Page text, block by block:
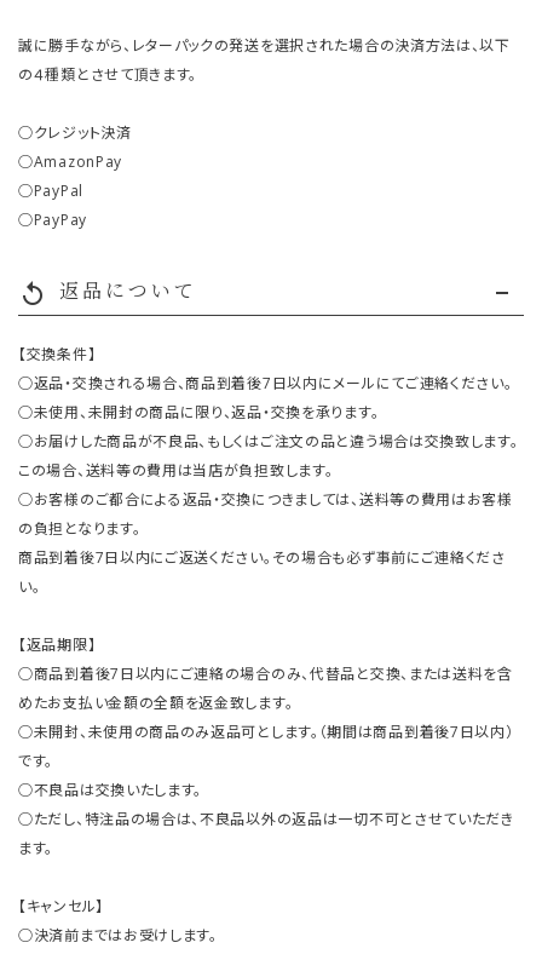
誠に勝手ながら、レターパックの発送を選択された場合の決済方法は、以下
の４種類とさせて頂きます。
○クレジット決済
○AmazonPay
○PayPal
○PayPay
replay 返品について
【交換条件】
○返品・交換される場合、商品到着後7日以内にメールにてご連絡ください。
○未使用、未開封の商品に限り、返品・交換を承ります。
○お届けした商品が不良品、もしくはご注文の品と違う場合は交換致します。
この場合、送料等の費用は当店が負担致します。
○お客様のご都合による返品・交換につきましては、送料等の費用はお客様
の負担となります。
商品到着後7日以内にご返送ください。その場合も必ず事前にご連絡くださ
い。
【返品期限】
○商品到着後7日以内にご連絡の場合のみ、代替品と交換、または送料を含
めたお支払い金額の全額を返金致します。
○未開封、未使用の商品のみ返品可とします。（期間は商品到着後7日以内）
です。
○不良品は交換いたします。
○ただし、特注品の場合は、不良品以外の返品は一切不可とさせていただき
ます。
【キャンセル】
○決済前まではお受けします。